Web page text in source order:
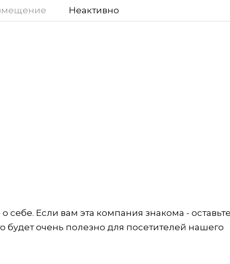
Неактивно
Если вам эта компания знакома -
будет очень полезно для посетителей нашего